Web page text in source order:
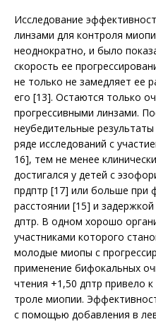
Исследование
линзами для контроля
неоднократно, и было
скорость ее
не только не замедляет ее
его [13]. Остаются только
прогрессивными линзами.
неубедительные
ряде исследований с
16], тем не менее
достигался у детей с
прдптр [17] или больше при
расстоянии [15] и
дптр. В одном хорошо
участниками которого
молодые миопы с
применение бифокальных
чтения +1,50 дптр привело
троле миопии.
с помощью добавления в